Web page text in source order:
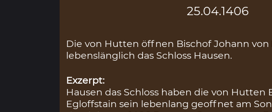
25.04.1406
Die von Hutten öffnen Bischof Johann
lebenslänglich das Schloss Hausen.
Exzerpt:
Hausen das Schloss haben die von Hutten
Egloffstain sein lebenlang geoffnet am